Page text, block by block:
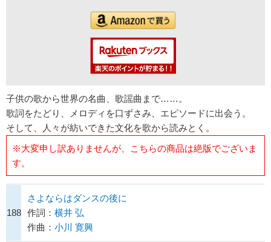
子供の歌から世界の名曲、歌謡曲まで……。
歌詞をたどり、メロディを口ずさみ、エピソードに出会う。
そして、人々が紡いできた文化を歌から読みとく。
※大変申し訳ありませんが、こちらの商品は絶版でございま
す。
188
さよならはダンスの後に
作詞： 横井 弘
作曲： 小川 寛興